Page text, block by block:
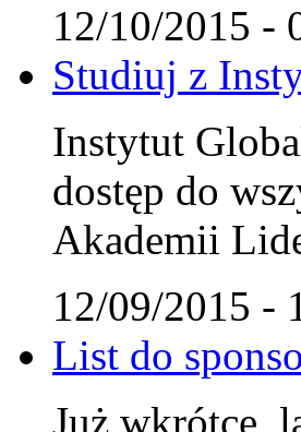
12/10/2015 -
Studiuj z
Instytut
dostęp do
Akademii
12/09/2015 -
List do
Już wkrótce,